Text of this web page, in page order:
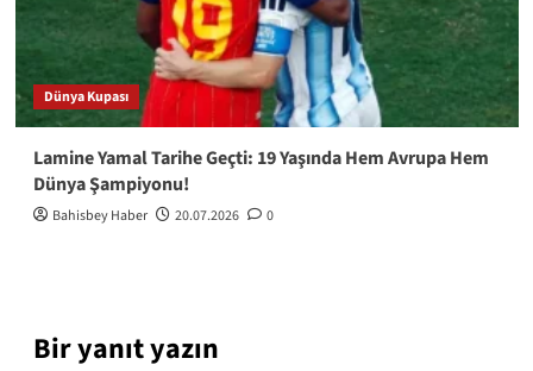
Dünya Kupası
Lamine Yamal Tarihe Geçti: 19 Yaşında Hem Avrupa Hem
Dünya Şampiyonu!
Bahisbey Haber 20.07.2026 0
Bir yanıt yazın